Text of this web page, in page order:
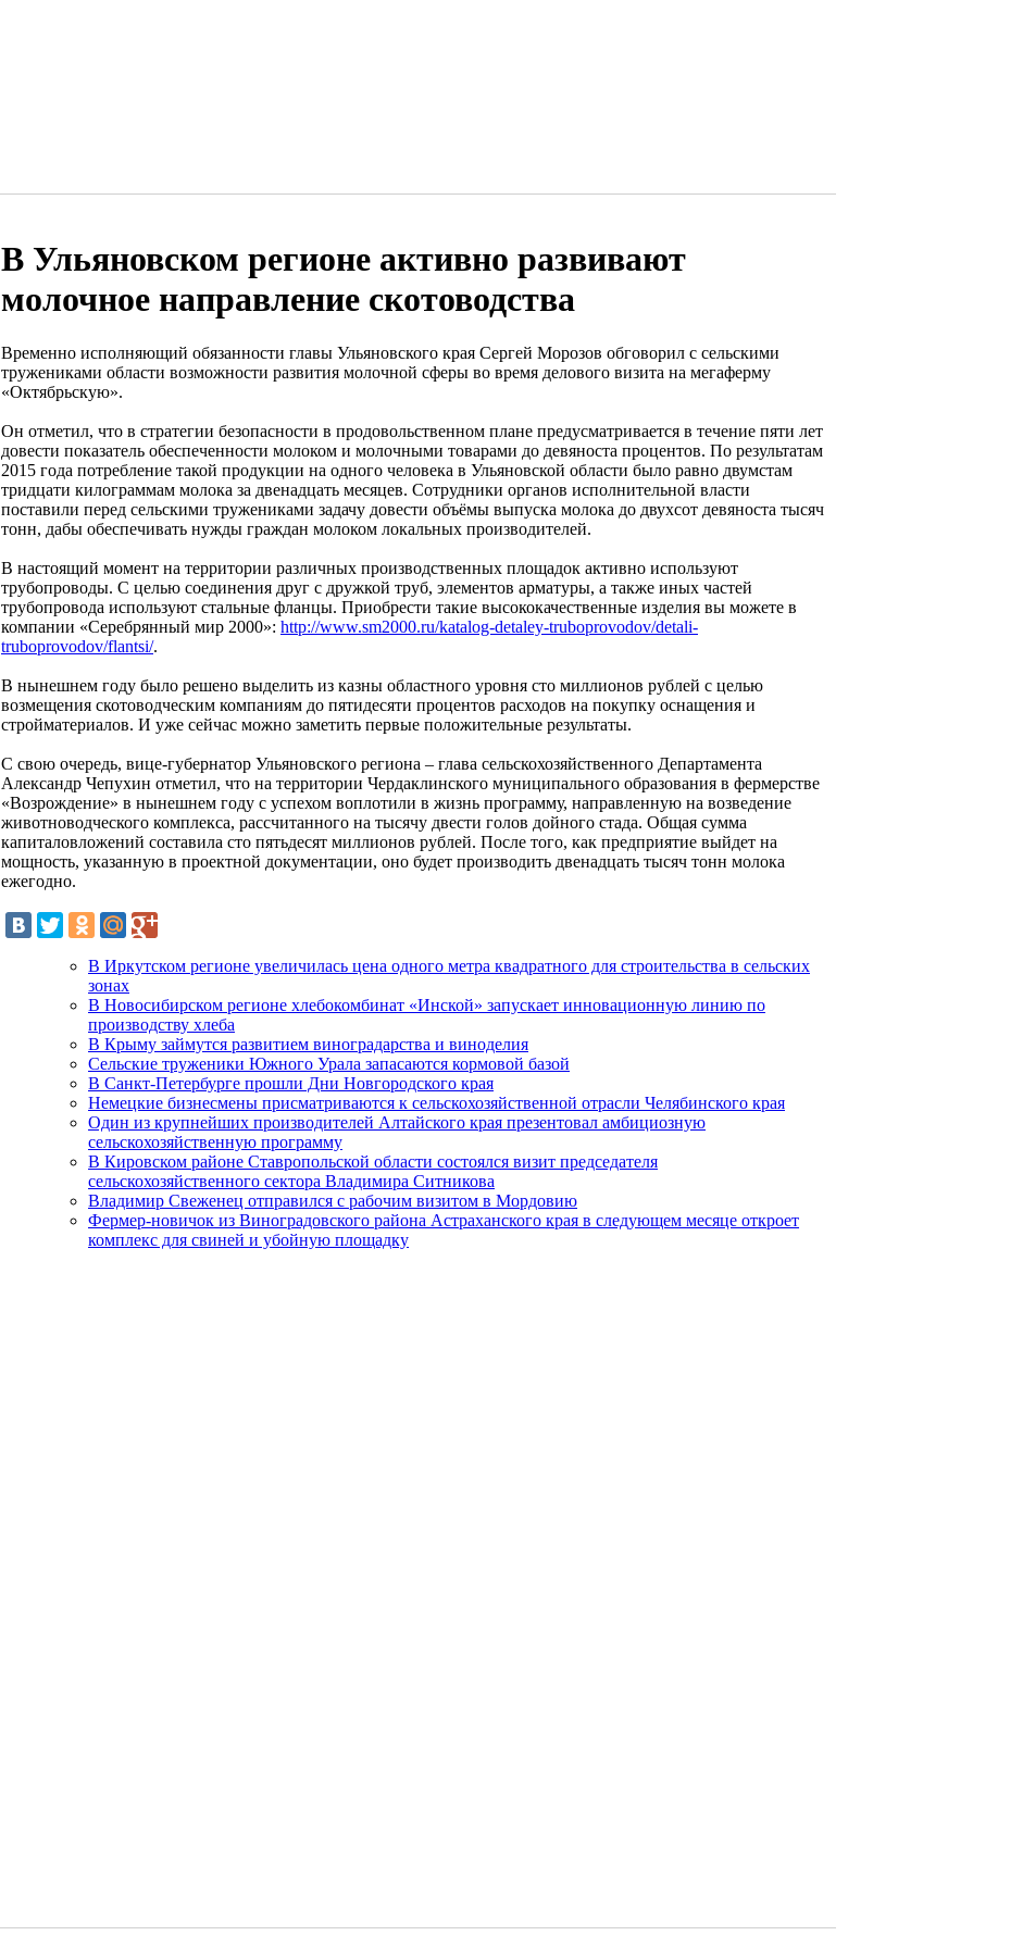
В Ульяновском регионе активно развивают
молочное направление скотоводства
Временно исполняющий обязанности главы Ульяновского края Сергей Морозов обговорил с сельскими
тружениками области возможности развития молочной сферы во время делового визита на мегаферму
«Октябрьскую».
Он отметил, что в стратегии безопасности в продовольственном плане предусматривается в течение пяти лет
довести показатель обеспеченности молоком и молочными товарами до девяноста процентов. По результатам
2015 года потребление такой продукции на одного человека в Ульяновской области было равно двумстам
тридцати килограммам молока за двенадцать месяцев. Сотрудники органов исполнительной власти
поставили перед сельскими тружениками задачу довести объёмы выпуска молока до двухсот девяноста тысяч
тонн, дабы обеспечивать нужды граждан молоком локальных производителей.
В настоящий момент на территории различных производственных площадок активно используют
трубопроводы. С целью соединения друг с дружкой труб, элементов арматуры, а также иных частей
трубопровода используют стальные фланцы. Приобрести такие высококачественные изделия вы можете в
компании «Серебрянный мир 2000»: http://www.sm2000.ru/katalog-detaley-truboprovodov/detali-
truboprovodov/flantsi/.
В нынешнем году было решено выделить из казны областного уровня сто миллионов рублей с целью
возмещения скотоводческим компаниям до пятидесяти процентов расходов на покупку оснащения и
стройматериалов. И уже сейчас можно заметить первые положительные результаты.
С свою очередь, вице-губернатор Ульяновского региона – глава сельскохозяйственного Департамента
Александр Чепухин отметил, что на территории Чердаклинского муниципального образования в фермерстве
«Возрождение» в нынешнем году с успехом воплотили в жизнь программу, направленную на возведение
животноводческого комплекса, рассчитанного на тысячу двести голов дойного стада. Общая сумма
капиталовложений составила сто пятьдесят миллионов рублей. После того, как предприятие выйдет на
мощность, указанную в проектной документации, оно будет производить двенадцать тысяч тонн молока
ежегодно.
В Иркутском регионе увеличилась цена одного метра квадратного для строительства в сельских
зонах
В Новосибирском регионе хлебокомбинат «Инской» запускает инновационную линию по
производству хлеба
В Крыму займутся развитием виноградарства и виноделия
Сельские труженики Южного Урала запасаются кормовой базой
В Санкт-Петербурге прошли Дни Новгородского края
Немецкие бизнесмены присматриваются к сельскохозяйственной отрасли Челябинского края
Один из крупнейших производителей Алтайского края презентовал амбициозную
сельскохозяйственную программу
В Кировском районе Ставропольской области состоялся визит председателя
сельскохозяйственного сектора Владимира Ситникова
Владимир Свеженец отправился с рабочим визитом в Мордовию
Фермер-новичок из Виноградовского района Астраханского края в следующем месяце откроет
комплекс для свиней и убойную площадку